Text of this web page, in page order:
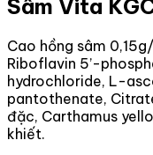
Sâm Vita
Cao hồng sâm
Riboflavin 5’-
hydrochloride, L-
pantothenate,
đặc, Carthamus
khiết.